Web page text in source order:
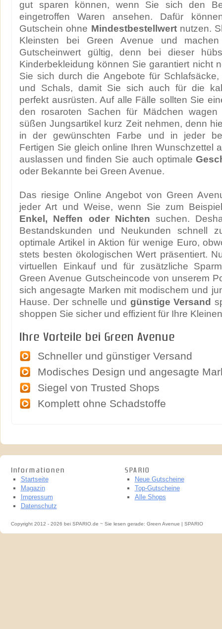
gut sparen können, wenn Sie sich den
eingetroffen Waren ansehen. Dafür
Gutschein ohne Mindestbestellwertnutzen.
Kleinsten bei Green Avenue und
Gutscheinwert gültig, denn bei dieser
Kinderbekleidung können Sie garantiert nicht
Sie sich durch die Angebote für
und Schals, damit Sie sich auch für die
perfekt ausrüsten. Auf alle Fälle sollten Sie
den rosaroten Sachen für Mädchen
süßen Jungsartikel kurz Zeit nehmen, denn
in der gewünschten Farbe und in jeder
Fertigen Sie gleich online Ihren Wunschzettel
auslassen und finden Sie auch optimale
oder Bekannte bei Green Avenue.
Das riesige Online Angebot von Green
jeder Art und Weise, wenn Sie zum
Enkel, Neffen oder Nichten suchen.
Bestandskunden und Neukunden schnell
optimale Artikel in Aktion für wenige Euro,
stets besten ökologischen Wert präsentiert.
virtuellen Einkauf und für zusätzliche
Green Avenue Gutscheincode von unserem
sich angesagte Marken mit modischem und
Hause. Der schnelle und günstige Versand
shoppen Sie sicher und effizient für Ihre
Ihre Vorteile bei Green Avenue
Schneller und günstiger Versand
Modisches Design und angesagte
Siegel von Trusted Shops
Komplett ohne Schadstoffe
Informationen
Startseite
Magazin
Impressum
Datenschutz
SPARIO
Neue Gutscheine
Top-Gutscheine
Alle Shops
Copyright 2012 - 2026 bei SPARIO.de ~ Sie lesen gerade: Green Avenue | SPARIO